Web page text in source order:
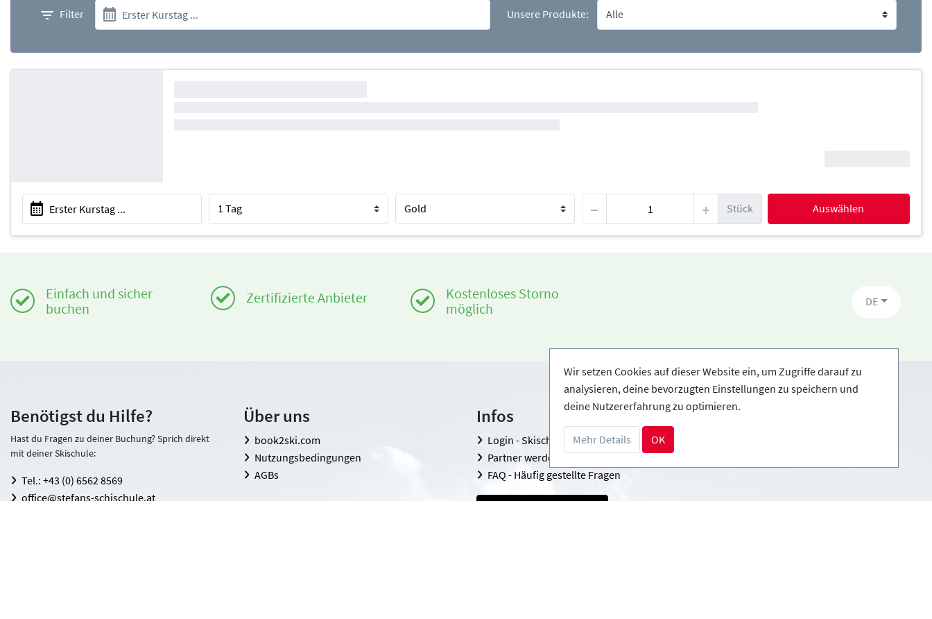
Filter Unsere Produkte:
Stück Auswählen
Einfach und sicher
buchen
Zertifizierte Anbieter
Kostenloses Storno
möglich
DE
Benötigst du Hilfe?
Hast du Fragen zu deiner Buchung? Sprich direkt
mit deiner Skischule:
Tel.: +43 (0) 6562 8569
office@stefans-schischule.at
Über uns
book2ski.com
Nutzungsbedingungen
AGBs
Infos
Login - Skischulen
Partner werden
FAQ - Häufig gestellte Fragen
Zahlungsarten
Wir setzen Cookies auf dieser Website ein, um Zugriffe darauf zu
analysieren, deine bevorzugten Einstellungen zu speichern und
deine Nutzererfahrung zu optimieren.
Mehr Details OK